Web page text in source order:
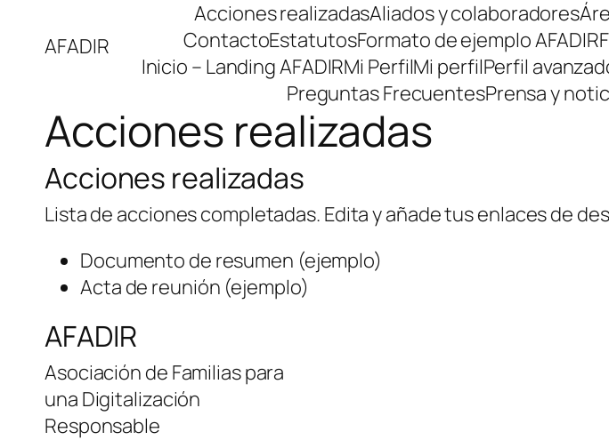
AFADIR
Acciones realizadasAliados y colaboradores
ContactoEstatutosFormato de ejemplo AFADIR
Inicio – Landing AFADIRMi PerfilMi perfilPerfil
Preguntas FrecuentesPrensa y
Acciones realizadas
Acciones realizadas
Lista de acciones completadas. Edita y añade tus enlaces de
Documento de resumen (ejemplo)
Acta de reunión (ejemplo)
AFADIR
Asociación de Familias para
una Digitalización
Responsable